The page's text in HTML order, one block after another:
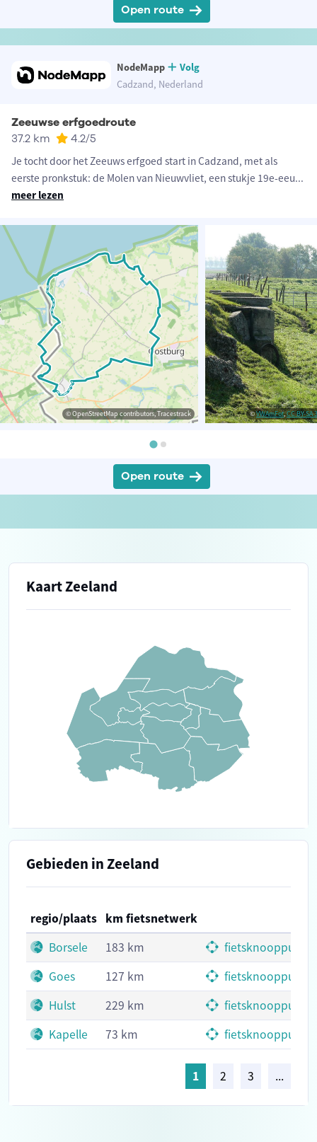
Open route
NodeMapp
Volg
Cadzand, Nederland
Zeeuwse erfgoedroute
37.2 km 4.2/5
Je tocht door het Zeeuws erfgoed start in Cadzand, met als
eerste pronkstuk: de Molen van Nieuwvliet, een stukje 19e-eeu...
meer lezen
© OpenStreetMap contributors, Tracestrack ©VWAmFot,CC BY-SA
Open route
Kaart Zeeland
Gebieden in Zeeland
regio/plaats km fietsnetwerk
Borsele
183 km
Goes
127 km
Hulst
229 km
Kapelle
73 km
1 2 3 ...